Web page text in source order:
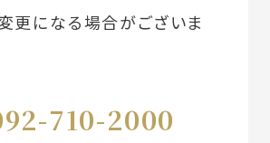
更になる場合がございま
710-2000